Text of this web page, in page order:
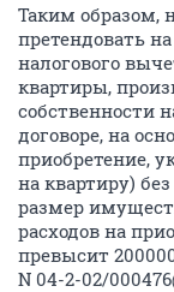
Таким образом,
претендовать
налогового
квартиры,
собственности
договоре, на
приобретение,
на квартиру)
размер
расходов на
превысит
N 04-2-02/